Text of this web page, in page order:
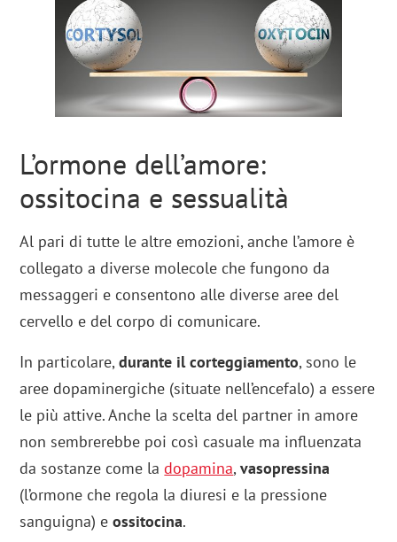
L’ormone dell’amore:
ossitocina e sessualità
Al pari di tutte le altre emozioni, anche l’amore è
collegato a diverse molecole che fungono da
messaggeri e consentono alle diverse aree del
cervello e del corpo di comunicare.
In particolare,durante il corteggiamento, sono le
aree dopaminergiche (situate nell’encefalo) a essere
le più attive. Anche la scelta del partner in amore
non sembrerebbe poi così casuale ma influenzata
da sostanze come ladopamina,vasopressina
(l’ormone che regola la diuresi e la pressione
sanguigna) eossitocina.